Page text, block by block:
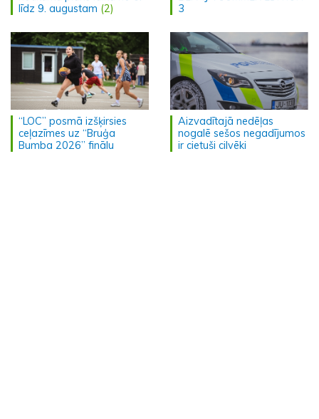
līdz 9. augustam (2)
3
“LOC” posmā izšķirsies
ceļazīmes uz “Bruģa
Bumba 2026” finālu
Aizvadītajā nedēļas
nogalē sešos negadījumos
ir cietuši cilvēki